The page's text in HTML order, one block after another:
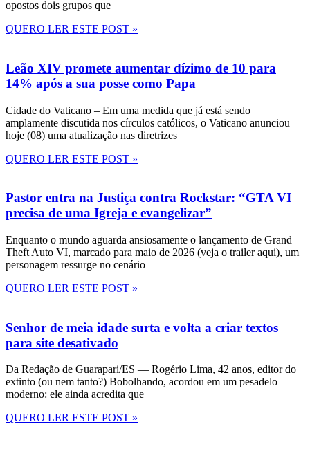
opostos dois grupos que
QUERO LER ESTE POST »
Leão XIV promete aumentar dízimo de 10 para
14% após a sua posse como Papa
Cidade do Vaticano – Em uma medida que já está sendo
amplamente discutida nos círculos católicos, o Vaticano anunciou
hoje (08) uma atualização nas diretrizes
QUERO LER ESTE POST »
Pastor entra na Justiça contra Rockstar: “GTA VI
precisa de uma Igreja e evangelizar”
Enquanto o mundo aguarda ansiosamente o lançamento de Grand
Theft Auto VI, marcado para maio de 2026 (veja o trailer aqui), um
personagem ressurge no cenário
QUERO LER ESTE POST »
Senhor de meia idade surta e volta a criar textos
para site desativado
Da Redação de Guarapari/ES — Rogério Lima, 42 anos, editor do
extinto (ou nem tanto?) Bobolhando, acordou em um pesadelo
moderno: ele ainda acredita que
QUERO LER ESTE POST »